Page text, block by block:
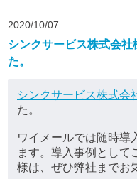
2020/10/07
シンクサービス株式会
た。
シンクサービス株式会
た。
ワイメールでは随時導
ます。導入事例として
様は、ぜひ弊社までお